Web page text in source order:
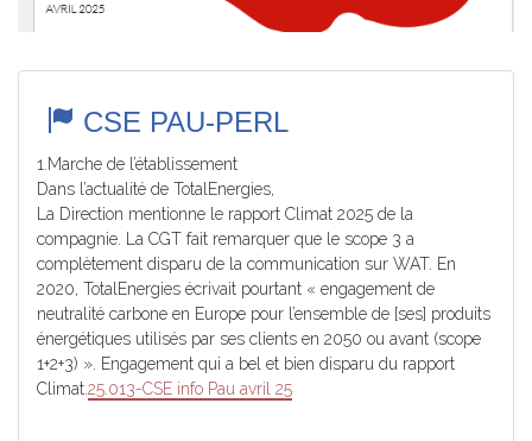
CSE PAU-PERL
1.Marche de l’établissement
Dans l’actualité de TotalEnergies,
La Direction mentionne le rapport Climat 2025 de la
compagnie. La CGT fait remarquer que le scope 3 a
complètement disparu de la communication sur WAT. En
2020, TotalEnergies écrivait pourtant « engagement de
neutralité carbone en Europe pour l’ensemble de [ses] produits
énergétiques utilisés par ses clients en 2050 ou avant (scope
1+2+3) ». Engagement qui a bel et bien disparu du rapport
Climat.25.013-CSE info Pau avril 25